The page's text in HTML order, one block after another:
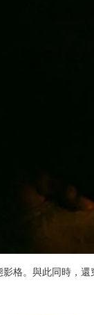
格。與此同時，